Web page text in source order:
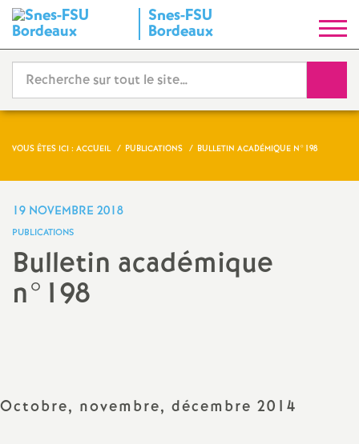
Snes-FSU
Bordeaux
y
n
d
i
a
a
VOUS ÊTES ICI : ACCUEIL PUBLICATIONS BULLETIN ACADÉMIQUE N°198
19 NOVEMBRE 2018
PUBLICATIONS
Bulletin académique
n°198
Octobre, novembre, décembre 2014